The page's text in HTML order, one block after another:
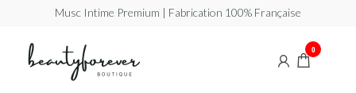
Musc Intime Premium | Fabrication 100% Française
Beautyforever 0